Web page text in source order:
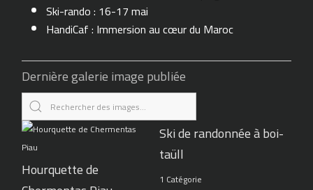
Ski-rando : 16-17 mai
HandiCaf : Immersion au cœur du Maroc
Dernière galerie image publiée
Hourquette de
Ski de randonnée à boi-
taüll
1 Catégorie